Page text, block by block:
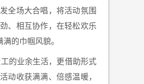
全场大合唱，将活动氛围
、相互协作，在轻松欢乐
的巾帼风貌。
的业余生活，更借助形式
动收获满满、倍感温暖，